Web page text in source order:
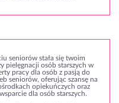
seniorów stała się twoim
pielęgnacji osób starszych w
pracy dla osób z pasją do
seniorów, oferując szansę na
opiekuńczych oraz
dla osób starszych.